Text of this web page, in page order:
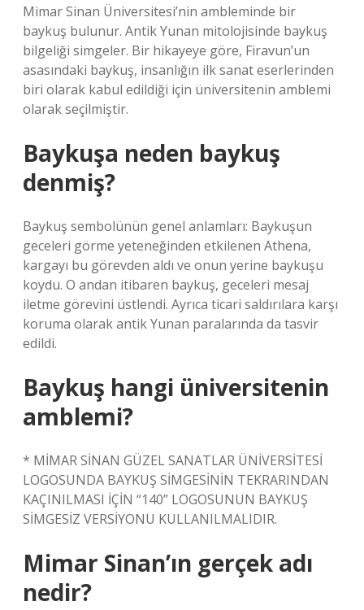
Mimar Sinan Üniversitesi’nin ambleminde bir
baykuş bulunur. Antik Yunan mitolojisinde baykuş
bilgeliği simgeler. Bir hikayeye göre, Firavun’un
asasındaki baykuş, insanlığın ilk sanat eserlerinden
biri olarak kabul edildiği için üniversitenin amblemi
olarak seçilmiştir.
Baykuşa neden baykuş
denmiş?
Baykuş sembolünün genel anlamları: Baykuşun
geceleri görme yeteneğinden etkilenen Athena,
kargayı bu görevden aldı ve onun yerine baykuşu
koydu. O andan itibaren baykuş, geceleri mesaj
iletme görevini üstlendi. Ayrıca ticari saldırılara karşı
koruma olarak antik Yunan paralarında da tasvir
edildi.
Baykuş hangi üniversitenin
amblemi?
* MİMAR SİNAN GÜZEL SANATLAR ÜNİVERSİTESİ
LOGOSUNDA BAYKUŞ SİMGESİNİN TEKRARINDAN
KAÇINILMASI İÇİN “140” LOGOSUNUN BAYKUŞ
SİMGESİZ VERSİYONU KULLANILMALIDIR.
Mimar Sinan’ın gerçek adı
nedir?